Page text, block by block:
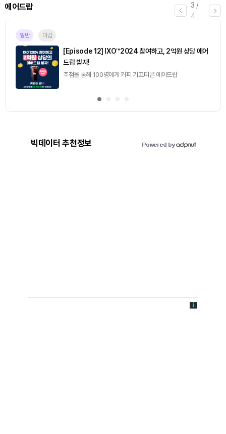
4 /
4
퀴즈
마감
[토큰포스트] 기사 퀴즈 658회차
2026.08.07 (금) ~ 2026.08.08 (토)
빅데이터 추천정보